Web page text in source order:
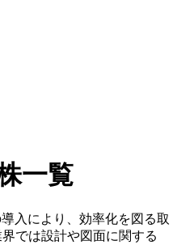
一覧
入により、効率化を図る取
では設計や図面に関する